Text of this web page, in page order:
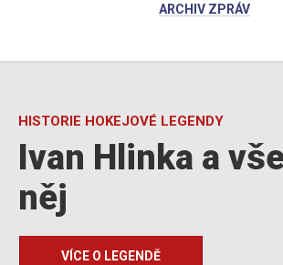
ARCHIV ZPRÁV
HISTORIE HOKEJOVÉ LEGENDY
Ivan Hlinka a
něj
VÍCE O LEGENDĚ